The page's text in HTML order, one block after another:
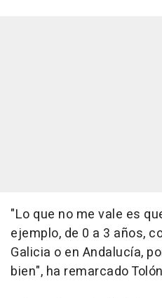
"Lo que no me vale es
ejemplo, de 0 a 3 años,
Galicia o en Andalucía,
bien", ha remarcado